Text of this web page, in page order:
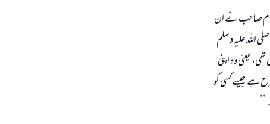
امام صاحب نے ان
اللہ علیہ وسلم
یعنی وہ اپنی
ہے جیسے کسی کو